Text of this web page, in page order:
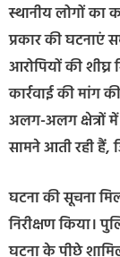
स्थानीय लोगों का
प्रकार की घटनाएं
आरोपियों की
कार्रवाई की मांग
अलग-अलग क्षेत्रों में
सामने आती रही हैं,
घटना की सूचना
निरीक्षण किया।
घटना के पीछे